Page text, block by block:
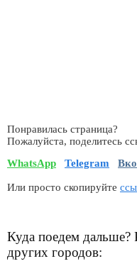
Понравилась страница?
Пожалуйста, поделитесь
WhatsApp
Telegram
Или просто скопируйте
Куда поедем дальше?
других городов: